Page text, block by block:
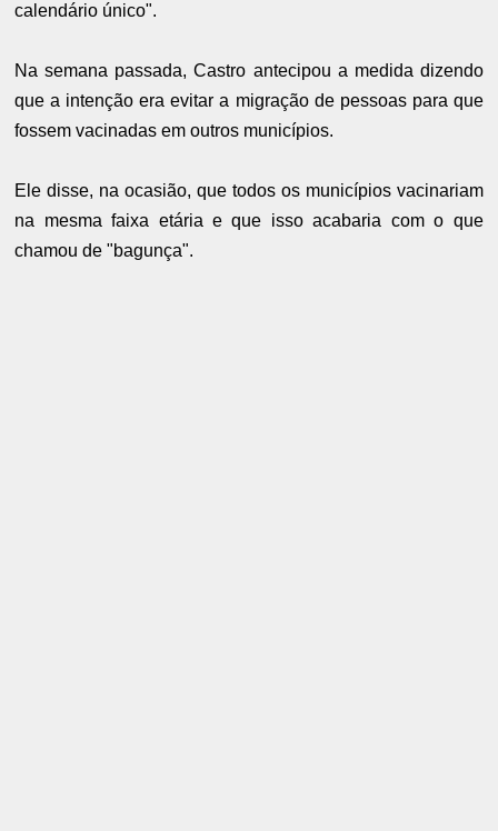
calendário único".
Na semana passada, Castro antecipou a medida dizendo
que a intenção era evitar a migração de pessoas para que
fossem vacinadas em outros municípios.
Ele disse, na ocasião, que todos os municípios vacinariam
na mesma faixa etária e que isso acabaria com o que
chamou de "bagunça".